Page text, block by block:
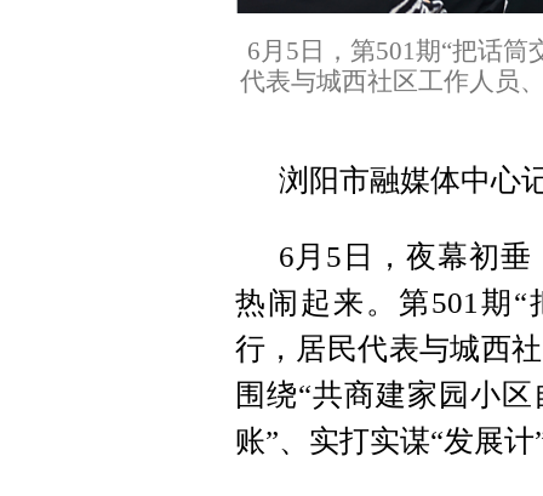
6月5日，第501期“把话
代表与城西社区工作人员
浏阳市融媒体中心
6月5日，夜幕初
热闹起来。第501期
行，居民代表与城西
围绕“共商建家园小
账”、实打实谋“发展计